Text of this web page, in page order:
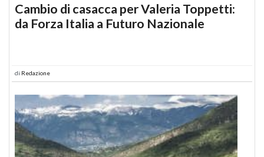
Cambio di casacca per Valeria Toppetti:
da Forza Italia a Futuro Nazionale
di Redazione